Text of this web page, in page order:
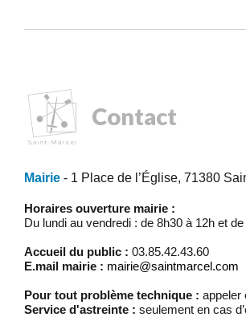
Contact
Mairie - 1 Place de l’Église, 71380
Horaires ouverture mairie :
Du lundi au vendredi : de 8h30 à 12h et
Accueil du public : 03.85.42.43.60
E.mail mairie : mairie@saintmarcel.com
Pour tout problème technique : appeler
Service d'astreinte : seulement en cas